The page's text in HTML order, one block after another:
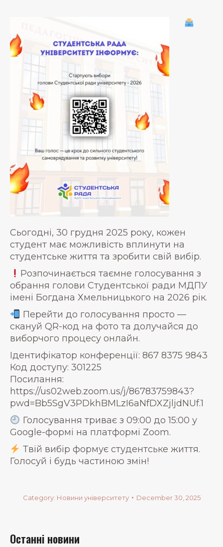
Сьогодні, 30 грудня 2025 року, кожен
студент має можливість вплинути на
студентське життя та зробити свій вибір.
Розпочинається таємне голосування з
обрання голови Студентської ради МДПУ
імені Богдана Хмельницького на 2026 рік.
Перейти до голосування просто —
скануй QR-код на фото та долучайся до
виборчого процесу онлайн.
Ідентифікатор конференції: 867 8375 9843
Код доступу: 301225
Посилання:
https://us02web.zoom.us/j/86783759843?
pwd=Bb5SgV3PDkhBMLzI6aNfDXZjljdNUf.1
Голосування триває з 09:00 до 15:00 у
Google-формі на платформі Zoom.
Твій вибір формує студентське життя.
Голосуй і будь частиною змін!
Category: Новини університету December 30, 2025
Останні новини